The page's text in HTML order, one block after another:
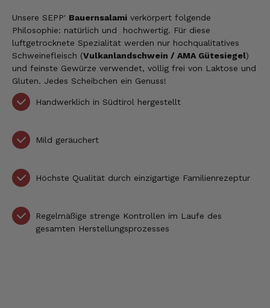
Unsere SEPP' Bauernsalami verkörpert folgende
Philosophie: natürlich und hochwertig. Für diese
luftgetrocknete Spezialität werden nur hochqualitatives
Schweinefleisch (Vulkanlandschwein / AMA Gütesiegel)
und feinste Gewürze verwendet, völlig frei von Laktose und
Gluten. Jedes Scheibchen ein Genuss!
Handwerklich in Südtirol hergestellt
Mild geräuchert
Höchste Qualität durch einzigartige Familienrezeptur
Regelmäßige strenge Kontrollen im Laufe des
gesamten Herstellungsprozesses